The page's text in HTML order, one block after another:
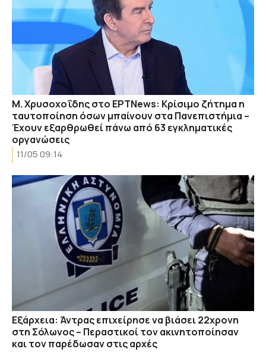
M. Xρυσοχοΐδης στο ΕΡΤΝews: Κρίσιμο ζήτημα η
ταυτοποίηση όσων μπαίνουν στα Πανεπιστήμια –
Έχουν εξαρθρωθεί πάνω από 63 εγκληματικές
οργανώσεις
11/05 09:14
Εξάρχεια: Άντρας επιχείρησε να βιάσει 22χρονη
στη Σόλωνος – Περαστικοί τον ακινητοποίησαν
και τον παρέδωσαν στις αρχές